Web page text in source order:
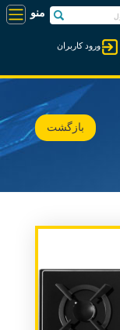
ورود کاربران
بازگشت